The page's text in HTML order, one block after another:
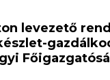
levezető